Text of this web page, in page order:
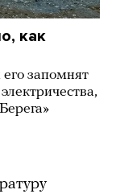
как
запомнят